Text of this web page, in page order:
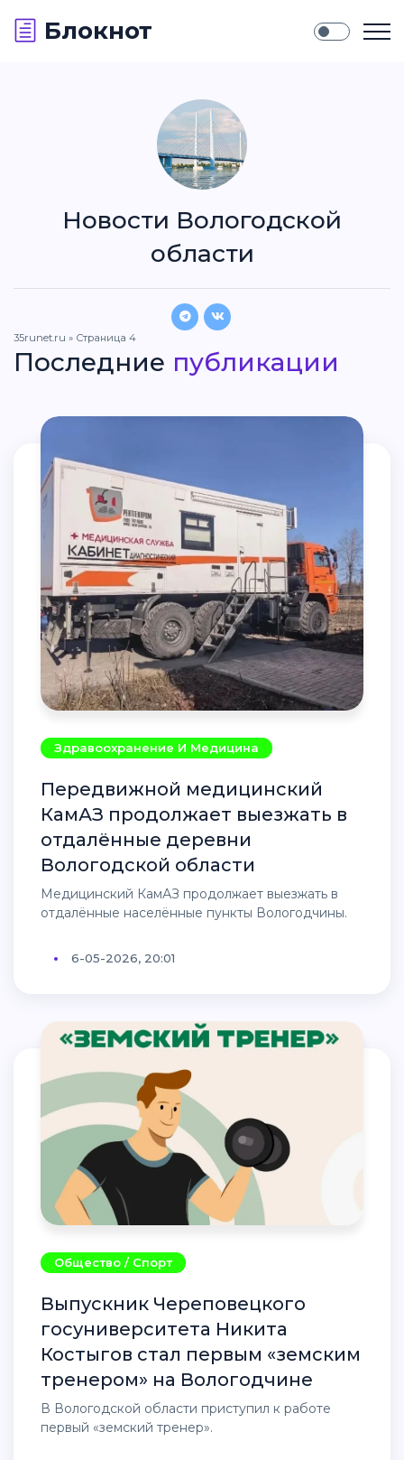
Блокнот
Новости Вологодской
области
35runet.ru » Страница 4
Последние публикации
Здравоохранение И Медицина
Передвижной медицинский
КамАЗ продолжает выезжать в
отдалённые деревни
Вологодской области
Медицинский КамАЗ продолжает выезжать в
отдалённые населённые пункты Вологодчины.
6-05-2026, 20:01
Общество / Спорт
Выпускник Череповецкого
госуниверситета Никита
Костыгов стал первым «земским
тренером» на Вологодчине
В Вологодской области приступил к работе
первый «земский тренер».